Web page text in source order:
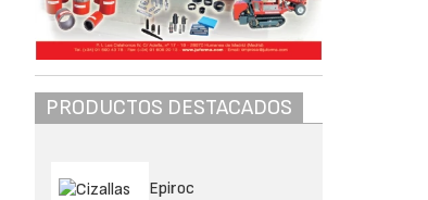
PRODUCTOS DESTACADOS
Epiroc